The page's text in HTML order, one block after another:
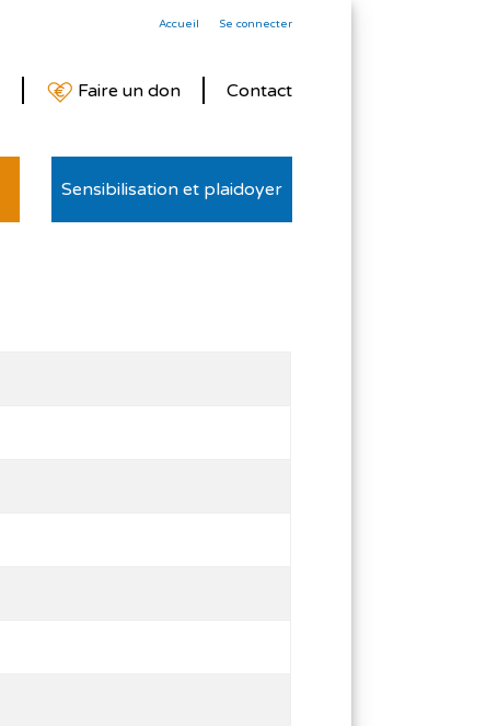
Accueil Se connecter
Contact
Faire un don
Sensibilisation et plaidoyer